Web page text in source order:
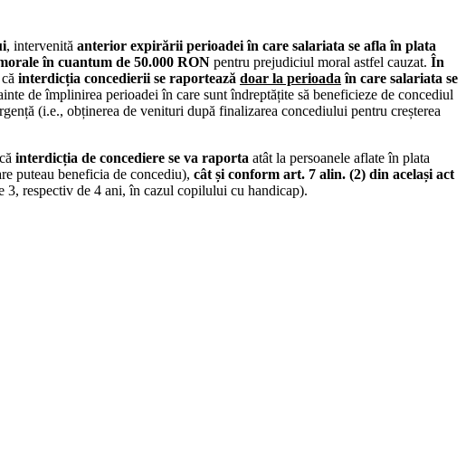
, intervenită anterior expirării perioadei în care salariata se afla în plata
în cuantum de 50.000 RON pentru prejudiciul moral astfel cauzat. În
interdicția concedierii se raportează doar la perioada în care salariata se
de împlinirea perioadei în care sunt îndreptățite să beneficieze de concediul
(i.e., obținerea de venituri după finalizarea concediului pentru creșterea
interdicția de concediere se va raporta atât la persoanele aflate în plata
puteau beneficia de concediu), cât și conform art. 7 alin. (2) din același act
3, respectiv de 4 ani, în cazul copilului cu handicap).